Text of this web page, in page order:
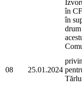
în
în
drum
08 25.01.2024